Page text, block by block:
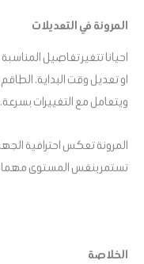
المرونة في التعديلات
احيانا تتغير تفاصيل
او تعديل وقت البداية.
ويتعامل مع التغييرات بسرعة.
المرونة تعكس احترافية
تستمر بنفس المستوى مهما
الخلاصة